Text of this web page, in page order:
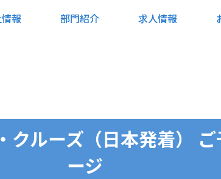
報 部門紹介 求人情報
クルーズ（日本発着）
ージ